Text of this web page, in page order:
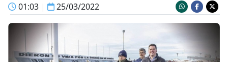
01:03 | 25/03/2022